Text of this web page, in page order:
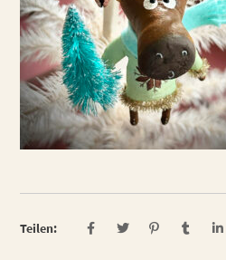
Teilen: